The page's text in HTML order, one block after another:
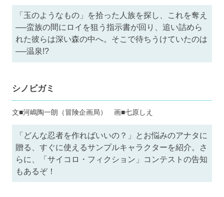
「玉のようなもの」を拾った人族を探し、これを奪え
──蛮族の間にロイを狙う指示書が回り、追い詰めら
れた彼らは深い森の中へ。そこで待ちうけていたのは
──温泉!?
シノビガミ
文■河嶋陶一朗（冒険企画局） 画■七原しえ
「どんな忍者を作ればいいの？」とお悩みのアナタに
贈る、すぐに使えるサンプルキャラクターを紹介。さ
らに、「サイコロ・フィクション」コンテストの告知
もあるぞ！